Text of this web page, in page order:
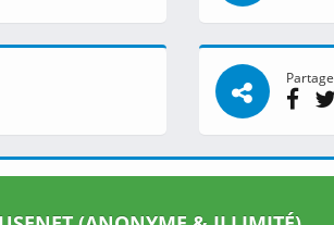
Partage